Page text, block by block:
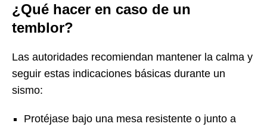
¿Qué hacer en caso de un
temblor?
Las autoridades recomiendan mantener la calma y
seguir estas indicaciones básicas durante un
sismo:
Protéjase bajo una mesa resistente o junto a